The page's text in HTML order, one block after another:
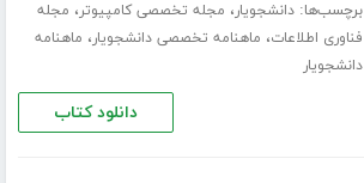
برچسب‌ها:دانشجویار، مجله تخصصی کامپیوتر، مجله
فناوری اطلاعات، ماهنامه تخصصی دانشجویار، ماهنامه
دانشجویار
دانلود کتاب